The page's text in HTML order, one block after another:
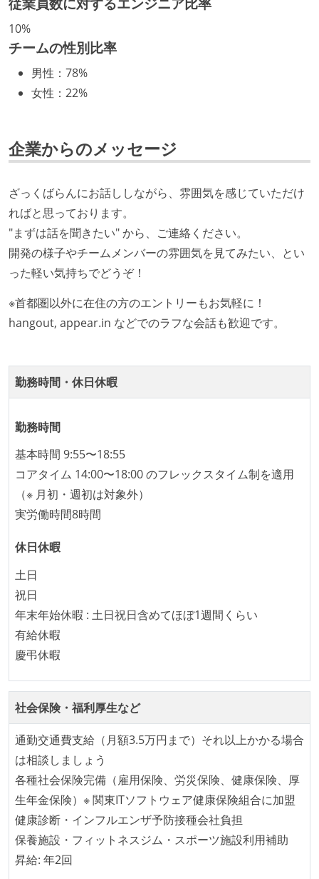
全体のスケジュール管理は、途中の成果を随時確認し
ながら、納期または盛り込む機能を柔軟に調整する形
で行う
プロダクトの開発言語やフレームワークなど主要な構
ていない
本番にデプロイされるコードには、全てコードレビュ
ーまたはペアプログラミングを実施している
「リファクタリングは随時行われるべき」という価値
観をメンバー全員が共有しており、日常的に実施して
いる
何らかのコーディング規約をチーム全体で遵守するよ
うにしている
コード品質評価ツールを導入して、メンバーが常に確
認できるようにしている
テストの実施度
ほとんどのプロダクトコードに単体テストを記述、実
施している
ほとんどの機能に受け入れテストを記述、実施してい
る
アジャイル実践状況
1ヶ月以下の短い期間でのイテレーション開発を実践
している
デイリーでスタンドアップミーティング、またはそれ
に準じるチーム内の打ち合わせを行っている
かえりミーティングを行っている
タスク見積もりの単位には絶対量（人日など）ではな
く相対ポイントを用い、極力複数人の意見を調整する
形で行っている
継続的なデプロイ（デリバリー）を行っている
ワークフローの整備
全てのコードをバージョン管理ツールで管理している
各メンバーが実装したコードのマージは Pull Request
ベースで行われる
10%
チームの性別比率
男性 ： 78%
女性 ： 22%
企業からのメッセージ
ざっくばらんにお話ししながら、雰囲気を感じていただけ
ればと思っております。
"まずは話を聞きたい" から、ご連絡ください。
開発の様子やチームメンバーの雰囲気を見てみたい、とい
った軽い気持ちでどうぞ！
※首都圏以外に在住の方のエントリーもお気軽に！
hangout, appear.in などでのラフな会話も歓迎です。
勤務時間・休日休暇
勤務時間
基本時間 9:55〜18:55
コアタイム 14:00〜18:00 のフレックスタイム制を適用
（※ 月初・週初は対象外）
実労働時間8時間
休日休暇
土日
祝日
年末年始休暇 : 土日祝日含めてほぼ1週間くらい
有給休暇
慶弔休暇
社会保険・福利厚生など
通勤交通費支給（月額3.5万円まで）それ以上かかる場合
は相談しましょう
各種社会保険完備（雇用保険、労災保険、健康保険、厚
生年金保険）※ 関東ITソフトウェア健康保険組合に加盟
健康診断・インフルエンザ予防接種会社負担
保養施設・フィットネスジム・スポーツ施設利用補助
昇給: 年2回